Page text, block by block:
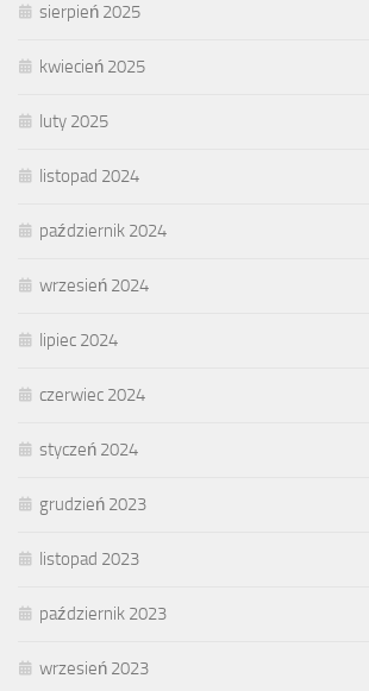
sierpień 2025
kwiecień 2025
luty 2025
listopad 2024
październik 2024
wrzesień 2024
lipiec 2024
czerwiec 2024
styczeń 2024
grudzień 2023
listopad 2023
październik 2023
wrzesień 2023